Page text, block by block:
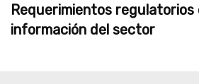
Requerimientos regulatorios
información del sector